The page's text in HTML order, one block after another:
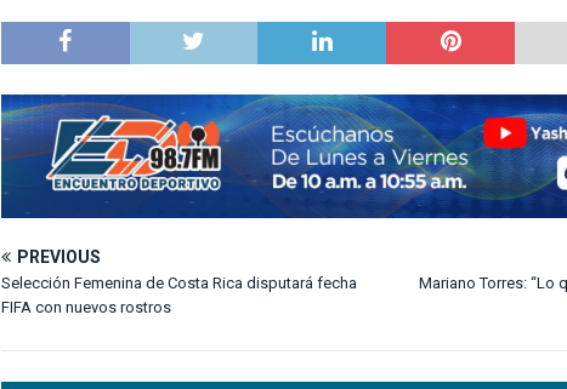
PREVIOUS
Selección Femenina de Costa Rica disputará fecha
FIFA con nuevos rostros
Mariano Torres: “Lo